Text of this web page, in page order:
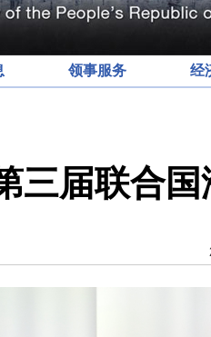
领事服务 经
三届联合